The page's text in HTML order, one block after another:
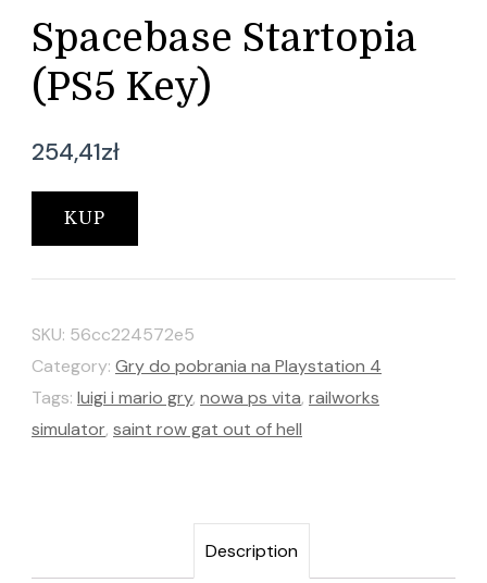
Spacebase Startopia
(PS5 Key)
254,41zł
KUP
SKU: 56cc224572e5
Category: Gry do pobrania na Playstation 4
Tags: luigi i mario gry, nowa ps vita, railworks
simulator, saint row gat out of hell
Description